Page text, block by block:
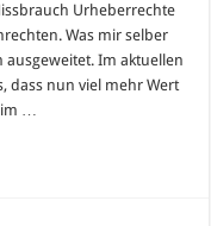
Urheberrechte
Was mir selber
ausgeweitet. Im aktuellen
dass nun viel mehr Wert
im …